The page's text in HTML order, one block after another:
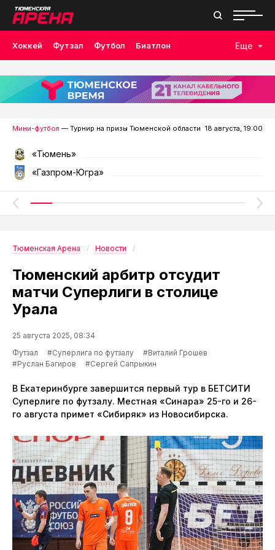
Хоккей Футзал Футбол Биатлон
Лыжные гонки Волейбол Плавание Дзюдо
Скалолазание Велоспорт Бокс
Еще
Мини-футбол — Турнир на призы Тюменской области 18 августа, 19:00
«Тюмень»
«Газпром-Югра»
Тюменская Арена Новости
Тюменский арбитр отсудит
матчи Суперлиги в столице
Урала
25 августа 2025, 08:34
Футзал
#Суперлига по футзалу
#Виталий Грошев
#Руслан Багиров
#Сергей Сапрыкин
В Екатеринбурге завершится первый тур в БЕТСИТИ
Суперлиге по футзалу. Местная «Синара» 25-го и 26-
го августа примет «Сибиряк» из Новосибирска.